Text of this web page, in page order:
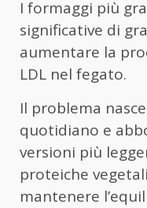
I formaggi più
significative di
aumentare la
LDL nel fegato.
Il problema
quotidiano e
versioni più
proteiche
mantenere